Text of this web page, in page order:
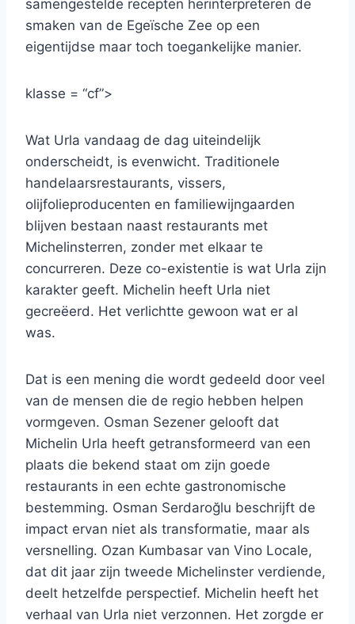
samengestelde recepten herinterpreteren de
smaken van de Egeïsche Zee op een
eigentijdse maar toch toegankelijke manier.
klasse = “cf”>
Wat Urla vandaag de dag uiteindelijk
onderscheidt, is evenwicht. Traditionele
handelaarsrestaurants, vissers,
olijfolieproducenten en familiewijngaarden
blijven bestaan ​​naast restaurants met
Michelinsterren, zonder met elkaar te
concurreren. Deze co-existentie is wat Urla zijn
karakter geeft. Michelin heeft Urla niet
gecreëerd. Het verlichtte gewoon wat er al
was.
Dat is een mening die wordt gedeeld door veel
van de mensen die de regio hebben helpen
vormgeven. Osman Sezener gelooft dat
Michelin Urla heeft getransformeerd van een
plaats die bekend staat om zijn goede
restaurants in een echte gastronomische
bestemming. Osman Serdaroğlu beschrijft de
impact ervan niet als transformatie, maar als
versnelling. Ozan Kumbasar van Vino Locale,
dat dit jaar zijn tweede Michelinster verdiende,
deelt hetzelfde perspectief. Michelin heeft het
verhaal van Urla niet verzonnen. Het zorgde er